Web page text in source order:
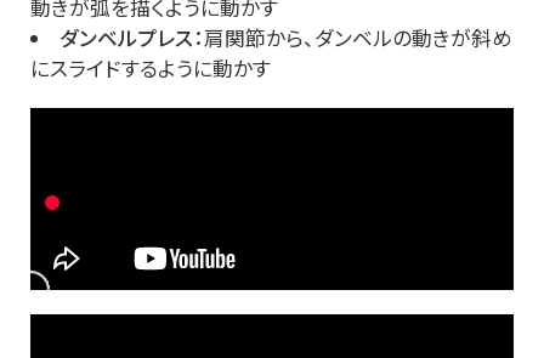
動きが弧を描くように動かす
ダンベルプレス：肩関節から、ダンベルの動きが斜め
にスライドするように動かす